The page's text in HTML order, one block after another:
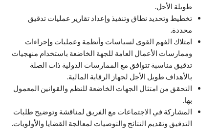
طويلة الأجل.
تخطيط وتحديد نطاق وتنفيذ وإعداد تقارير عمليات تدقيق
محددة.
امتلاك الفهم القوي لسياسات وأنظمة وعمليات وإجراءات
وممارسات الأعمال العامة للجهة الخاضعة باستخدام منهجيات
تدقيق مناسبة تتوافق مع الممارسات الدولية ذات الصلة
بالأهداف طويل الأجل لجهاز الرقابة المالية.
التحقق من امتثال الجهات الخاضعة للنظم والقوانين المعمول
بها.
المشاركة في الاجتماعات مع الفريق لمناقشة وتوضيح طلبات
التدقيق وتقديم النتائج والتوصيات لمعالجة القضايا والأولويات.